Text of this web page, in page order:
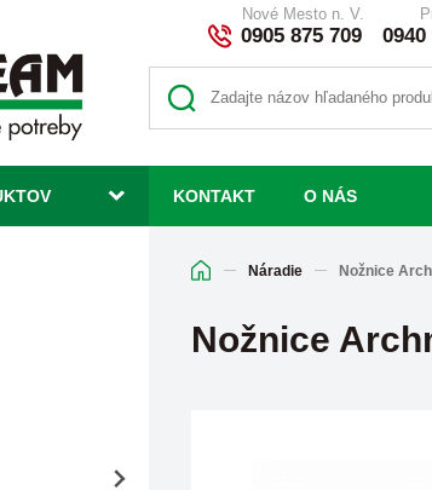
Nové Mesto n. V.
0905 875 709 0940
KONTAKT O NÁS
Náradie Nožnice
Nožnice